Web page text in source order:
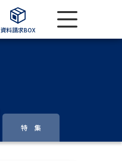
資料請求BOX
特 集